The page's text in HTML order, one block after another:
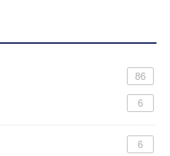
86
6
6